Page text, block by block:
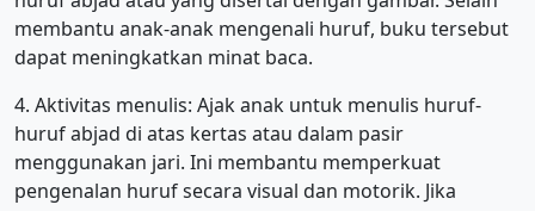
membantu anak-anak mengenali huruf, buku tersebut
dapat meningkatkan minat baca.
4. Aktivitas menulis: Ajak anak untuk menulis huruf-
huruf abjad di atas kertas atau dalam pasir
menggunakan jari. Ini membantu memperkuat
pengenalan huruf secara visual dan motorik. Jika